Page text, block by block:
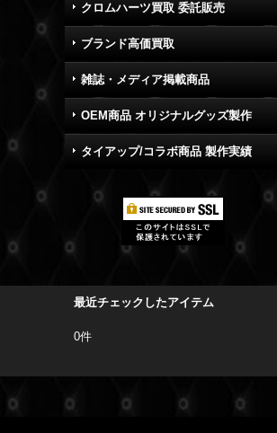
クロムハーツ買取 委託販売
ブランド高価買取
雑誌・メディア掲載商品
OEM商品 オリジナルグッズ製作
タイアップ/コラボ商品 製作実績
最近チェックしたアイテム
0件